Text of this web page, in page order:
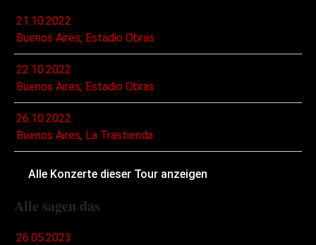
21.10.2022
Buenos Aires, Estadio Obras
22.10.2022
Buenos Aires, Estadio Obras
26.10.2022
Buenos Aires, La Trastienda
Alle Konzerte dieser Tour anzeigen
Alle sagen das
26.05.2023